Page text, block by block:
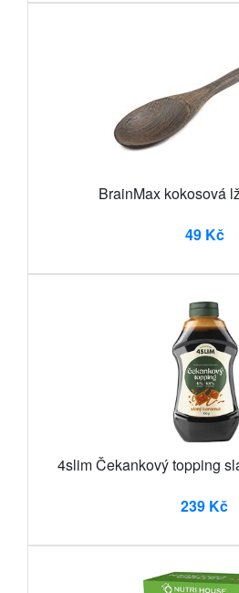
BrainMax kokosová
49 Kč
4slim Čekankový topping
239 Kč